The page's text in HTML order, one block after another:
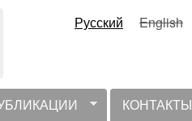
Русский English
КОНТАКТЫ